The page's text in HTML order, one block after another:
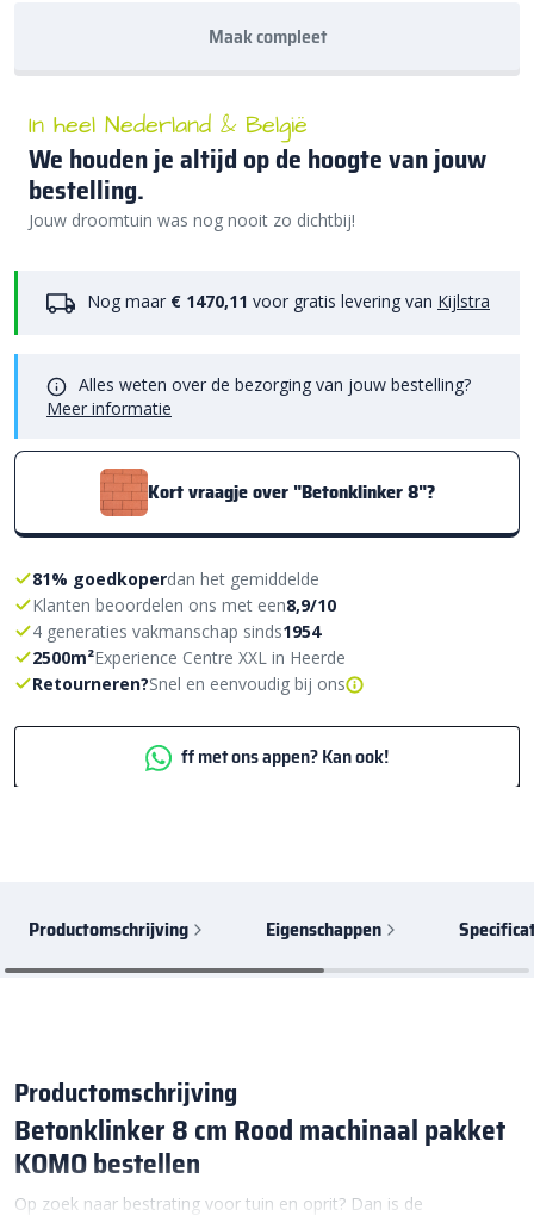
Maak compleet
In heel Nederland & België
We houden je altijd op de hoogte van jouw
bestelling.
Jouw droomtuin was nog nooit zo dichtbij!
Nog maar € 1470,11 voor gratis levering van Kijlstra
Alles weten over de bezorging van jouw bestelling?
Meer informatie
Kort vraagje over "Betonklinker 8"?
81% goedkoperdan het gemiddelde
Klanten beoordelen ons met een8,9/10
4 generaties vakmanschap sinds1954
2500m²Experience Centre XXL in Heerde
Retourneren?Snel en eenvoudig bij ons
ff met ons appen? Kan ook!
Productomschrijving Eigenschappen
Productomschrijving
Betonklinker 8 cm Rood machinaal pakket
KOMO bestellen
Op zoek naar bestrating voor tuin en oprit? Dan is de